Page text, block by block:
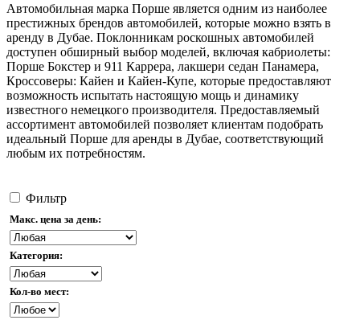
Автомобильная марка Порше является одним из наиболее
престижных брендов автомобилей, которые можно взять в
аренду в Дубае. Поклонникам роскошных автомобилей
доступен обширный выбор моделей, включая кабриолеты:
Порше Бокстер и 911 Каррера, лакшери седан Панамера,
Кроссоверы: Кайен и Кайен-Купе, которые предоставляют
возможность испытать настоящую мощь и динамику
известного немецкого производителя. Предоставляемый
ассортимент автомобилей позволяет клиентам подобрать
идеальный Порше для аренды в Дубае, соответствующий
любым их потребностям.
Фильтр
Макс. цена за день:
Категория:
Кол-во мест: